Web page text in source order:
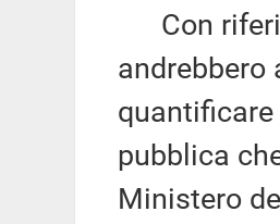
Con
andrebbero
pubblica
Ministero